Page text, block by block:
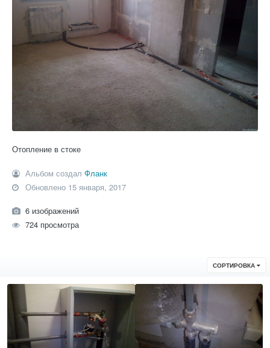
Отопление в стоке
Альбом создалФланк
Обновлено 15 января, 2017
6 изображений
724 просмотра
СОРТИРОВКА